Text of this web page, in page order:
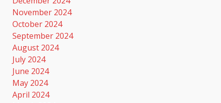
November 2024
October 2024
September 2024
August 2024
July 2024
June 2024
May 2024
April 2024